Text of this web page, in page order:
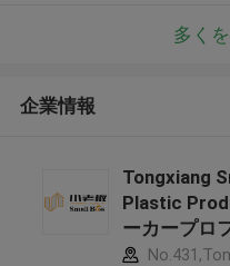
多く
企業情報
Tongxiang
Plastic
ーカープロ